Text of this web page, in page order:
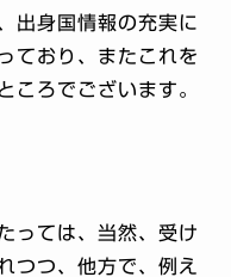
出身国情報の充実に
ており、またこれを
ころでございます。
っては、当然、受け
つつ、他方で、例え